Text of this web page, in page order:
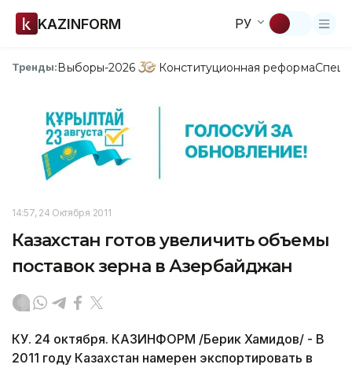
KAZINFORM РУ
Тренды:Выборы-2026 Конституционная реформа
14:57, 24 Октября 2011
Казахстан готов увеличить объемы
поставок зерна в Азербайджан
КУ. 24 октября. КАЗИНФОРМ /Берик Хамидов/ - В
2011 году Казахстан намерен экспортировать в